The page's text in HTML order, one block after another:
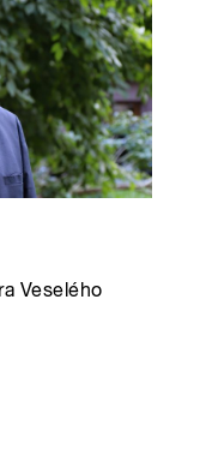
Veselého